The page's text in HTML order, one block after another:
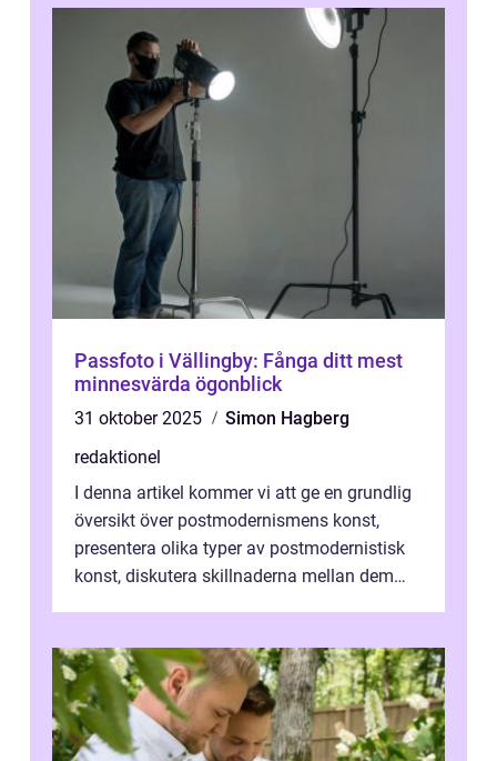
Passfoto i Vällingby: Fånga ditt mest
minnesvärda ögonblick
31 oktober 2025
Simon Hagberg
redaktionel
I denna artikel kommer vi att ge en grundlig
översikt över postmodernismens konst,
presentera olika typer av postmodernistisk
konst, diskutera skillnaderna mellan dem